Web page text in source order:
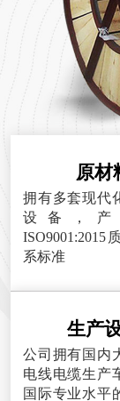
原材
拥有多套现代
设备，产
ISO9001:2015
系标准
生产
公司拥有国内
电线电缆生产
国际专业水平